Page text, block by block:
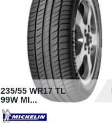
235/55 WR17 TL
99W MI...